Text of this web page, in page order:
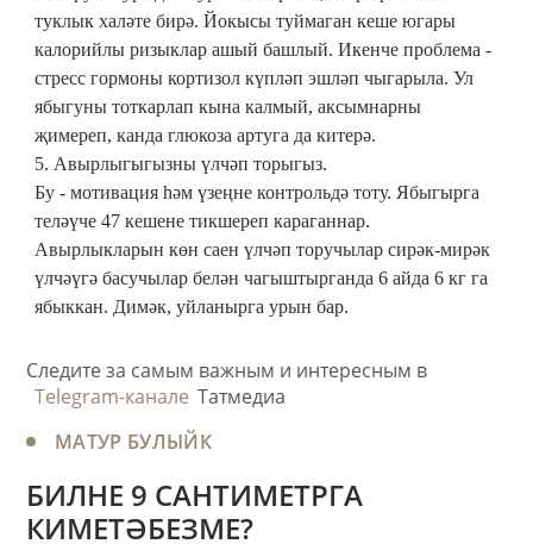
туклык халәте бирә. Йокысы туймаган кеше югары
калорийлы ризыклар ашый башлый. Икенче проблема -
стресс гормоны кортизол күпләп эшләп чыгарыла. Ул
ябыгуны тоткарлап кына калмый, аксымнарны
җимереп, канда глюкоза артуга да китерә.
5. Авырлыгыгызны үлчәп торыгыз.
Бу - мотивация һәм үзеңне контрольдә тоту. Ябыгырга
теләүче 47 кешене тикшереп караганнар.
Авырлыкларын көн саен үлчәп торучылар сирәк-мирәк
үлчәүгә басучылар белән чагыштырганда 6 айда 6 кг га
ябыккан. Димәк, уйланырга урын бар.
Следите за самым важным и интересным в
Telegram-канале Татмедиа
МАТУР БУЛЫЙК
БИЛНЕ 9 САНТИМЕТРГА
КИМЕТӘБЕЗМЕ?